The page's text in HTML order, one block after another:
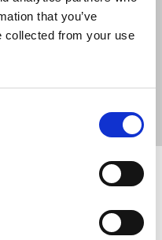
that you’ve
collected from your use
，加工零件的精度对最终产
高了成品型材的精度，在较
到改进后的性能，必须用测